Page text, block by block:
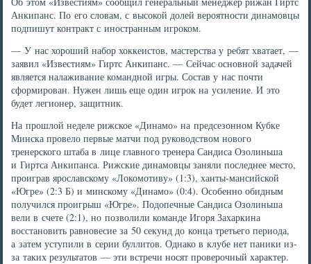
Анкипанс. По его словам, с высокой долей вероятности динамовцы
подпишут контракт с иностранным игроком.
— У нас хороший набор хоккеистов, мастерства у ребят хватает, —
заявил «Известиям» Гиртс Анкипанс. — Сейчас основной задачей
является налаживание командной игры. Состав у нас почти
сформирован. Нужен лишь еще один игрок на усиление. И это
будет легионер, защитник.
На прошлой неделе рижское «Динамо» на предсезонном Кубке
Минска провело первые матчи под руководством нового
тренерского штаба в лице главного тренера Сандиса Озолиньша
и Гиртса Анкипанса. Рижские динамовцы заняли последнее место,
проиграв ярославскому «Локомотиву» (1:3), ханты-мансийской
«Югре» (2:3 Б) и минскому «Динамо» (0:4). Особенно обидным
получился проигрыш «Югре». Подопечные Сандиса Озолиньша
вели в счете (2:1), но позволили команде Игоря Захаркина
восстановить равновесие за 50 секунд до конца третьего периода,
а затем уступили в серии буллитов. Однако в клубе нет паники из-
за таких результатов — эти встречи носят проверочный характер.